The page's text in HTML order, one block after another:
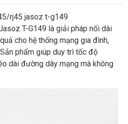
rj45 jasoz t-g149
T-G149 là giải pháp nối dài
cho hệ thống mạng gia đình,
phẩm giúp duy trì tốc độ
dài đường dây mạng mà không